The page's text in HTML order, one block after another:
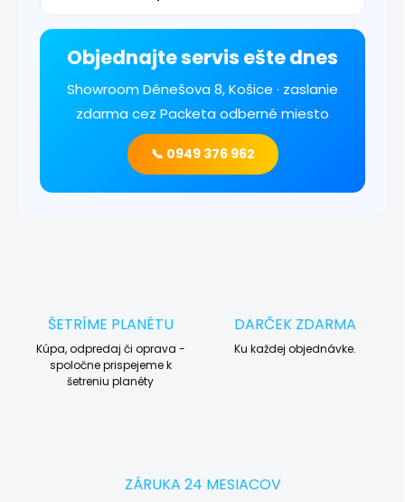
Objednajte servis ešte dnes
Showroom Dénešova 8, Košice · zaslanie
zdarma cez Packeta odberné miesto
📞 0949 376 962
ŠETRÍME PLANÉTU
Kúpa, odpredaj či oprava -
spoločne prispejeme k
šetreniu planéty
DARČEK ZDARMA
Ku každej objednávke.
ZÁRUKA 24 MESIACOV